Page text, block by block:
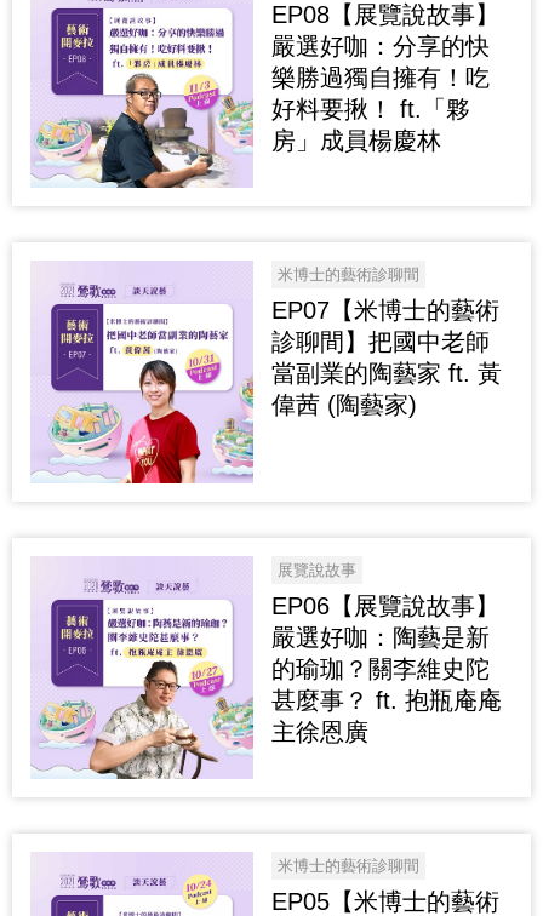
EP08【展覽說故事】
嚴選好咖：分享的快
樂勝過獨自擁有！吃
好料要揪！ ft.「夥
房」成員楊慶林
米博士的藝術診聊間
EP07【米博士的藝術
診聊間】把國中老師
當副業的陶藝家 ft. 黃
偉茜 (陶藝家)
展覽說故事
EP06【展覽說故事】
嚴選好咖：陶藝是新
的瑜珈？關李維史陀
甚麼事？ ft. 抱瓶庵庵
主徐恩廣
米博士的藝術診聊間
EP05【米博士的藝術